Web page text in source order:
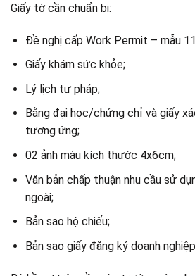
Giấy tờ cần chuẩn bị:
Đề nghị cấp Work Permit – mẫu
Giấy khám sức khỏe;
Lý lịch tư pháp;
Bằng đại học/chứng chỉ và giấy
tương ứng;
02 ảnh màu kích thước 4x6cm;
Văn bản chấp thuận nhu cầu sử
ngoài;
Bản sao hộ chiếu;
Bản sao giấy đăng ký doanh